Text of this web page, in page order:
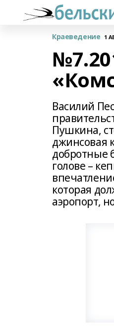
Краеведение 1
Василий
Пушкина,
джинсовая
добротные
голове –
которая
аэропорт,